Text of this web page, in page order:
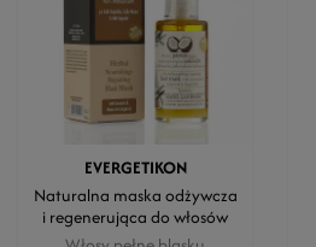
EVERGETIKON
Naturalna maska odżywcza
i regenerująca do włosów